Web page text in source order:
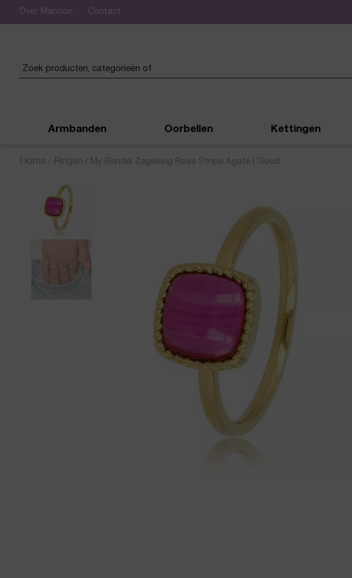
Over Manoon Contact
De leukste
Armbanden Oorbellen Kettingen
Home / Ringen / My Bendel Zegelring Rose Stripe Agate | Goud